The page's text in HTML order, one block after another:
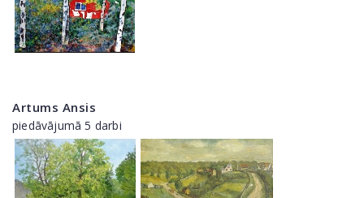
Artums Ansis
piedāvājumā 5 darbi